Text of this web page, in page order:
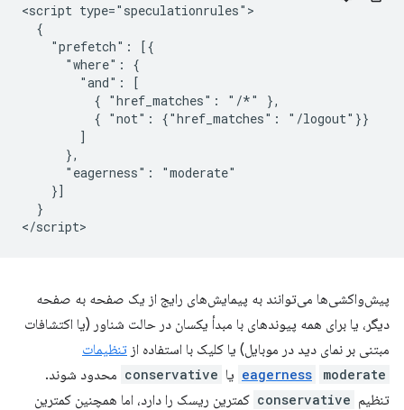
<script type="speculationrules">
  {
    "prefetch": [{
      "where": {
        "and": [
          { "href_matches": "/*" },
          { "not": {"href_matches": "/logout"}}
        ]
      },
      "eagerness": "moderate"
    }]
  }
پیش‌واکشی‌ها می‌توانند به پیمایش‌های رایج از یک صفحه به صفحه
دیگر، یا برای همه پیوندهای با مبدأ یکسان در حالت شناور (یا اکتشافات
مبتنی بر نمای دید در موبایل) یا کلیک با استفاده از تنظیمات
eagerness moderate ​​یا conservative محدود شوند.
تنظیم conservative کمترین ریسک را دارد، اما همچنین کمترین